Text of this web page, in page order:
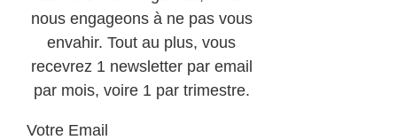
nous engageons à ne pas vous
envahir. Tout au plus, vous
recevrez 1 newsletter par email
par mois, voire 1 par trimestre.
Votre Email